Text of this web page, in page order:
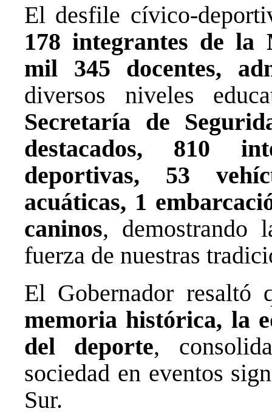
El desfile cívico-
178 integrantes de
mil 345 docentes,
diversos niveles
Secretaría de
destacados, 810
deportivas, 53
acuáticas, 1
caninos, demostrando
fuerza de nuestras
El Gobernador resaltó
memoria histórica, la
del deporte,
sociedad en eventos
Sur.